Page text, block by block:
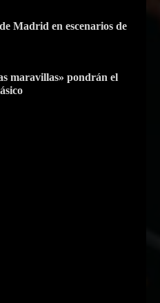
Madrid en escenarios de
maravillas» pondrán el